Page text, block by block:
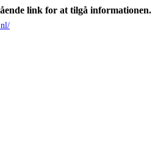
link for at tilgå informationen.